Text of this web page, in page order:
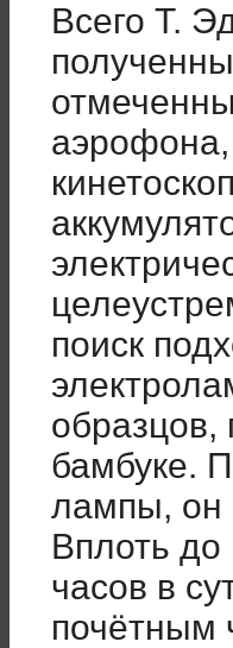
Всего Т.
поиск
образцов,
бамбуке.
лампы, он
Вплоть до
часов в